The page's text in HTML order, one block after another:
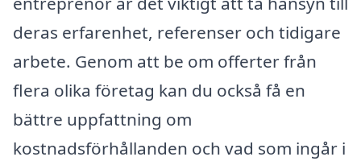
deras erfarenhet, referenser och tidigare
arbete. Genom att be om offerter från
flera olika företag kan du också få en
bättre uppfattning om
kostnadsförhållanden och vad som ingår i